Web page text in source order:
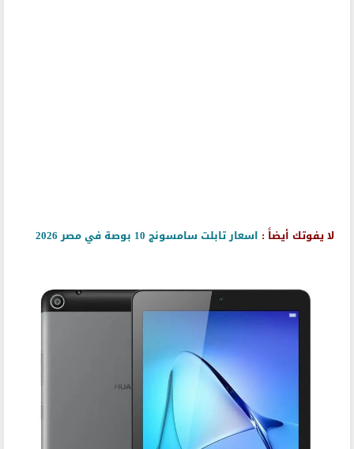
لا يفوتك أيضاً : اسعار تابلت سامسونج 10 بوصة في مصر 2026